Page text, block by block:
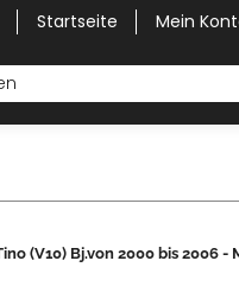
Startseite Mein
(V10) Bj.von 2000 bis 2006 -